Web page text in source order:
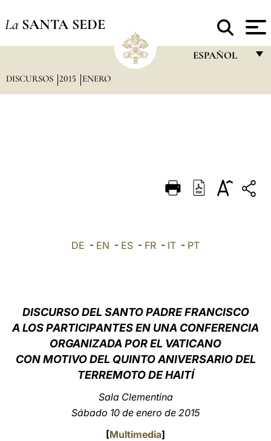
La SANTA SEDE
ESPAÑOL
DEUTSCH
العربيّة
DISCURSOS 2015 ENERO
DE - EN - ES - FR - IT - PT
DISCURSO DEL SANTO PADRE FRANCISCO
A LOS PARTICIPANTES EN UNA CONFERENCIA
ORGANIZADA POR EL VATICANO
CON MOTIVO DEL QUINTO ANIVERSARIO DEL
TERREMOTO DE HAITÍ
Sala Clementina
Sábado 10 de enero de 2015
[Multimedia]